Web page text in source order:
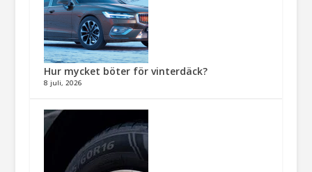
Hur mycket böter för vinterdäck?
8 juli, 2026